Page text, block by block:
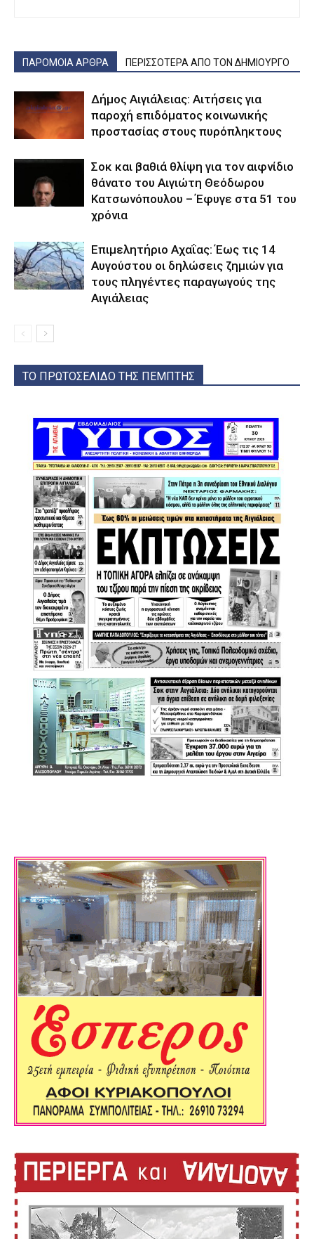
ΠΑΡΟΜΟΙΑ ΑΡΘΡΑ ΠΕΡΙΣΣΟΤΕΡΑ ΑΠΟ ΤΟΝ ΔΗΜΙΟΥΡΓΟ
Δήμος Αιγιάλειας: Αιτήσεις για
παροχή επιδόματος κοινωνικής
προστασίας στους πυρόπληκτους
Σοκ και βαθιά θλίψη για τον αιφνίδιο
θάνατο του Αιγιώτη Θεόδωρου
Κατσωνόπουλου – Έφυγε στα 51 του
χρόνια
Επιμελητήριο Αχαΐας: Έως τις 14
Αυγούστου οι δηλώσεις ζημιών για
τους πληγέντες παραγωγούς της
Αιγιάλειας
ΤΟ ΠΡΩΤΟΣΕΛΙΔΟ ΤΗΣ ΠΕΜΠΤΗΣ